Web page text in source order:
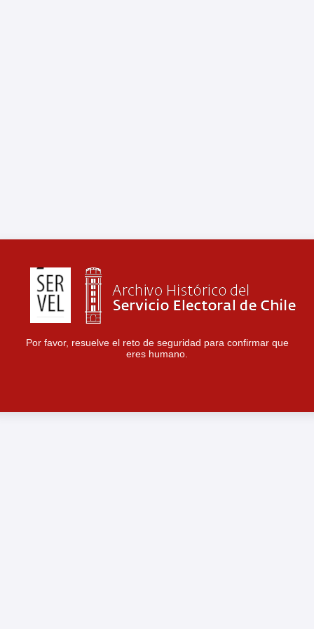
Por favor, resuelve el reto de seguridad para confirmar que
eres humano.